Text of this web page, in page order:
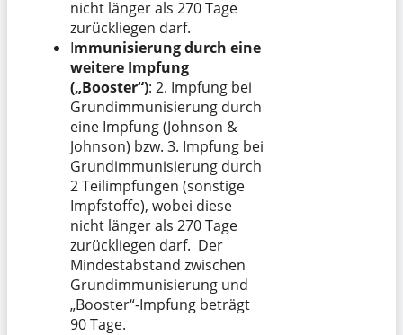
nicht länger als 270 Tage
zurückliegen darf.
Immunisierung durch eine
weitere Impfung
(„Booster“): 2. Impfung bei
Grundimmunisierung durch
eine Impfung (Johnson &
Johnson) bzw. 3. Impfung bei
Grundimmunisierung durch
2 Teilimpfungen (sonstige
Impfstoffe), wobei diese
nicht länger als 270 Tage
zurückliegen darf. Der
Mindestabstand zwischen
Grundimmunisierung und
„Booster“-Impfung beträgt
90 Tage.